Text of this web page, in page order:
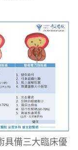
具備三大臨床優